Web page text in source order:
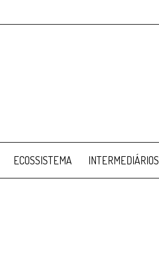
ECOSSISTEMA INTERMEDIÁRIOS